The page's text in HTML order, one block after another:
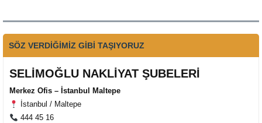
SÖZ VERDİĞİMİZ GİBİ TAŞIYORUZ
SELİMOĞLU NAKLİYAT ŞUBELERİ
Merkez Ofis – İstanbul Maltepe
İstanbul / Maltepe
444 45 16